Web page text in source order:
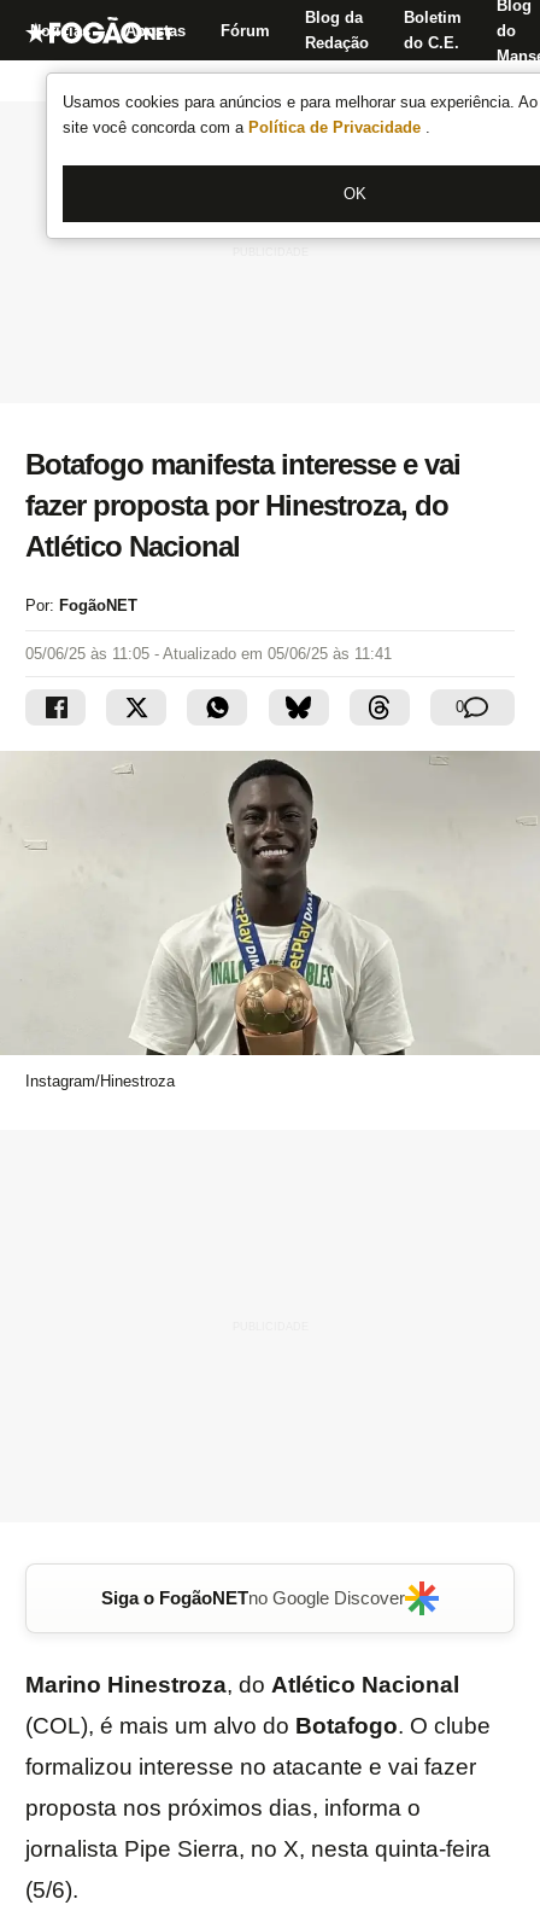
Usamos cookies para anúncios e para melhorar sua experiência.
site você concorda com a Política de Privacidade .
OK
Notícias Apostas Fórum
Blog da
Redação
Boletim
do C.E.
Blog
do
Botafogo manifesta interesse e vai
fazer proposta por Hinestroza, do
Atlético Nacional
Por: FogãoNET
05/06/25 às 11:05 - Atualizado em 05/06/25 às 11:41
0
Instagram/Hinestroza
Siga o FogãoNETno Google Discover
Marino Hinestroza, do Atlético Nacional
(COL), é mais um alvo do Botafogo. O clube
formalizou interesse no atacante e vai fazer
proposta nos próximos dias, informa o
jornalista Pipe Sierra, no X, nesta quinta-feira
(5/6).